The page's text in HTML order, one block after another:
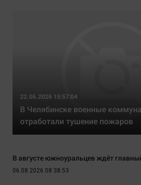
22.06.2026 15:57:04
В Челябинске военные
отработали тушение пожаров
В августе южноуральцев ждёт
06.08.2026 08:38:53